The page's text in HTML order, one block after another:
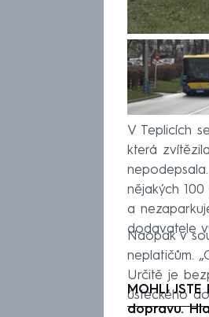
V Teplicích
která
nějakých
a
dodavatele
Naopak v
neplatičům.
Určitě je
ústeckého
MOHLI
dopravu.